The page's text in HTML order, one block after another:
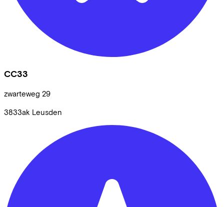
CC33
zwarteweg 29
3833ak Leusden